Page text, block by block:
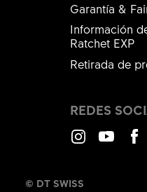
Garantía &
Información
Ratchet EXP
Retirada de
REDES
© DT SWISS